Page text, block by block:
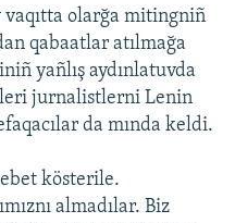
vaqıtta olarğa mitingniñ
qabaatlar atılmağa
yañlış aydınlatuvda
jurnalistlerni Lenin
da mında keldi.
kösterile.
almadılar. Biz